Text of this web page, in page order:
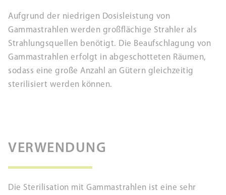
Aufgrund der niedrigen Dosisleistung von
Gammastrahlen werden großflächige Strahler als
Strahlungsquellen benötigt. Die Beaufschlagung von
Gammastrahlen erfolgt in abgeschotteten Räumen,
sodass eine große Anzahl an Gütern gleichzeitig
sterilisiert werden können.
VERWENDUNG
Die Sterilisation mit Gammastrahlen ist eine sehr